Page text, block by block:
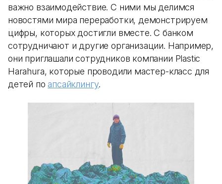
важно взаимодействие. С ними мы делимся
новостями мира переработки, демонстрируем
цифры, которых достигли вместе. С банком
сотрудничают и другие организации. Например,
они приглашали сотрудников компании Plastic
Harahura, которые проводили мастер-класс для
детей поапсайклингу.